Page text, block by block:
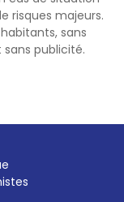
risques majeurs.
sans
publicité.